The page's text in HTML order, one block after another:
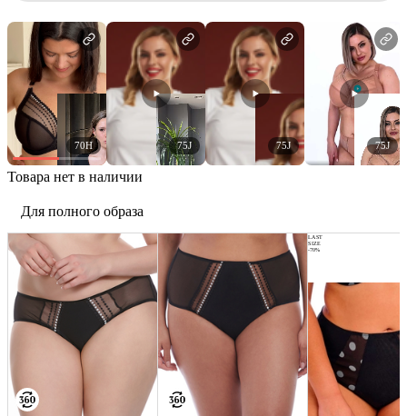
70H 75J 75J 75J
Товара нет в наличии
Для полного образа
LAST
SIZE
-70%